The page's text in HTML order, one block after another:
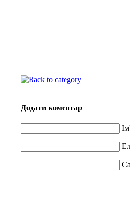
Додати коментар